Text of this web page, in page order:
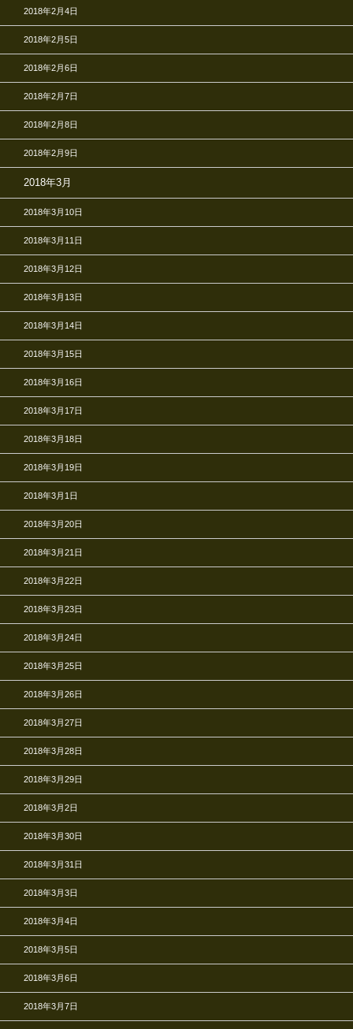
2018年2月4日
2018年2月5日
2018年2月6日
2018年2月7日
2018年2月8日
2018年2月9日
2018年3月
2018年3月10日
2018年3月11日
2018年3月12日
2018年3月13日
2018年3月14日
2018年3月15日
2018年3月16日
2018年3月17日
2018年3月18日
2018年3月19日
2018年3月1日
2018年3月20日
2018年3月21日
2018年3月22日
2018年3月23日
2018年3月24日
2018年3月25日
2018年3月26日
2018年3月27日
2018年3月28日
2018年3月29日
2018年3月2日
2018年3月30日
2018年3月31日
2018年3月3日
2018年3月4日
2018年3月5日
2018年3月6日
2018年3月7日